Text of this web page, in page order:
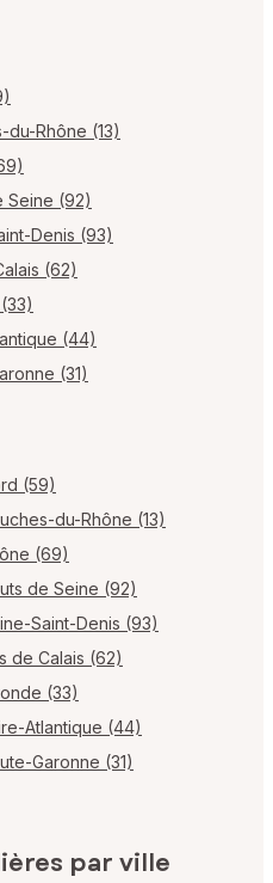
du-Rhône (13)
Seine (92)
Denis (93)
(62)
(44)
(31)
(59)
du-Rhône (13)
(69)
de Seine (92)
Saint-Denis (93)
de Calais (62)
(33)
Atlantique (44)
Garonne (31)
par ville